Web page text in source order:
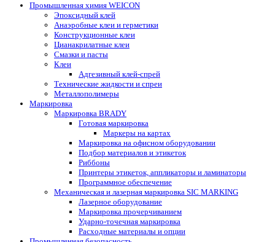
Промышленная химия WEICON
Эпоксидный клей
Анаэробные клеи и герметики
Конструкционные клеи
Цианакрилатные клеи
Смазки и пасты
Клеи
Адгезивный клей-спрей
Технические жидкости и спреи
Металлополимеры
Маркировка
Маркировка BRADY
Готовая маркировка
Маркеры на картах
Маркировка на офисном оборудовании
Подбор материалов и этикеток
Риббоны
Принтеры этикеток, аппликаторы и ламинаторы
Программное обеспечение
Механическая и лазерная маркировка SIC MARKING
Лазерное оборудование
Маркировка прочерчиванием
Ударно-точечная маркировка
Расходные материалы и опции